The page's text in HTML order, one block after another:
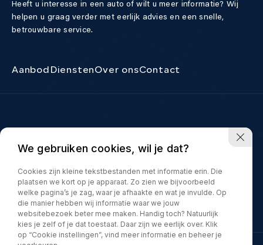
Heeft u interesse in een auto of wilt u meer informatie? Wij
helpen u graag verder met eerlijk advies en een snelle,
betrouwbare service.
Aanbod DienstenOver onsContact
info@allselectioncars.nl
5627 AB Eindhoven
Ma – vrij:10.00 – 17.00 uur
Zaterdag: 10.00 – 15.00 uur
Alleen op afspraak
We gebruiken cookies, wil je dat?
Cookies zijn kleine tekstbestanden met informatie erin. Die
plaatsen we kort op je apparaat. Zo zien we bijvoorbeeld
welke pagina’s je zag, waar je afhaakte en wat je invulde. Op
die manier hebben wij informatie waar we jouw
websitebezoek beter mee maken. Handig toch? Natuurlijk
kies je zelf of je dat toestaat. Daar zijn we eerlijk over. Klik
op “Cookie instellingen”, vind meer informatie en beheer je